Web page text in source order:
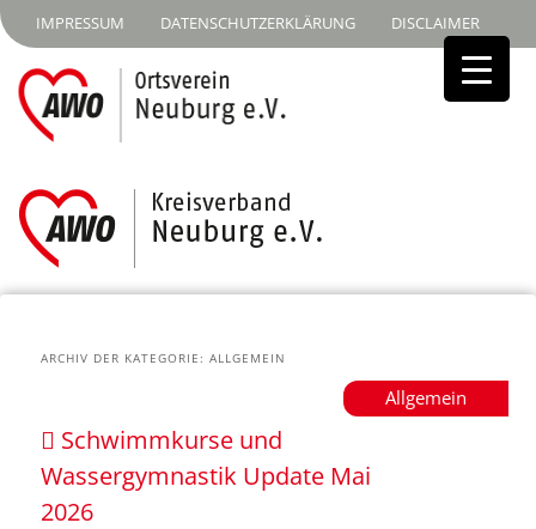
IMPRESSUM DATENSCHUTZERKLÄRUNG DISCLAIMER
ARCHIV DER KATEGORIE:ALLGEMEIN
Allgemein
Schwimmkurse und
Wassergymnastik Update Mai
2026